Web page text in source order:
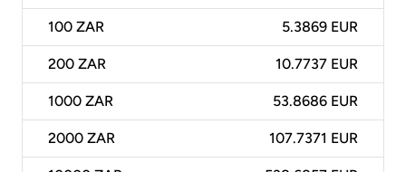
100 ZAR 5.3869 EUR
200 ZAR 10.7737 EUR
1000 ZAR 53.8686 EUR
2000 ZAR 107.7371 EUR